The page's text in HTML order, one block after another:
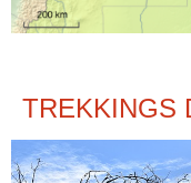
TREKKINGS